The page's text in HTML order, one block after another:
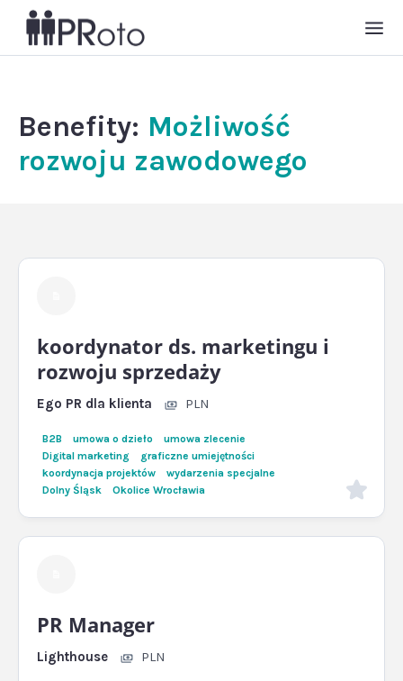
Benefity: Możliwość
rozwoju zawodowego
koordynator ds. marketingu i
rozwoju sprzedaży
Ego PR dla klienta PLN
B2B umowa o dzieło
umowa zlecenie
Digital marketing
graficzne umiejętności
koordynacja projektów
wydarzenia specjalne
Dolny Śląsk
Okolice Wrocławia
PR Manager
Lighthouse PLN